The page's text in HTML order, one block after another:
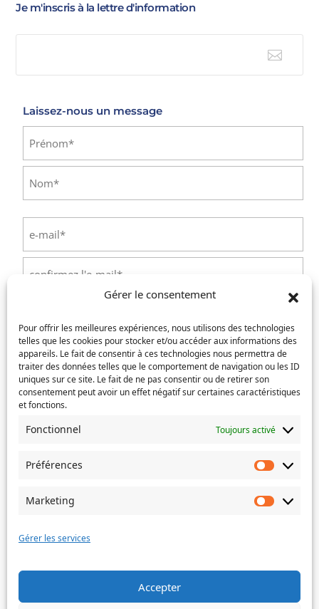
Gérer le consentement
Pour offrir les meilleures expériences, nous utilisons des technologies
telles que les cookies pour stocker et/ou accéder aux informations des
appareils. Le fait de consentir à ces technologies nous permettra de
traiter des données telles que le comportement de navigation ou les ID
uniques sur ce site. Le fait de ne pas consentir ou de retirer son
consentement peut avoir un effet négatif sur certaines caractéristiques
et fonctions.
Fonctionnel Toujours activé
Préférences
Marketing
Gérer les services
Accepter
Je m'inscris à la lettre d'information

Laissez-nous un message
Prénom
mail(Nécessaire)
Saisissez
un
mail
Service concerné (Nécessaire)
Si votre demande concerne des actes de naissance et/ou
de mariage, choisissez l'Etat-Civil comme service